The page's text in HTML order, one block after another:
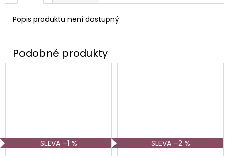
Popis produktu není dostupný
–1 %
–2 %
267
Kč